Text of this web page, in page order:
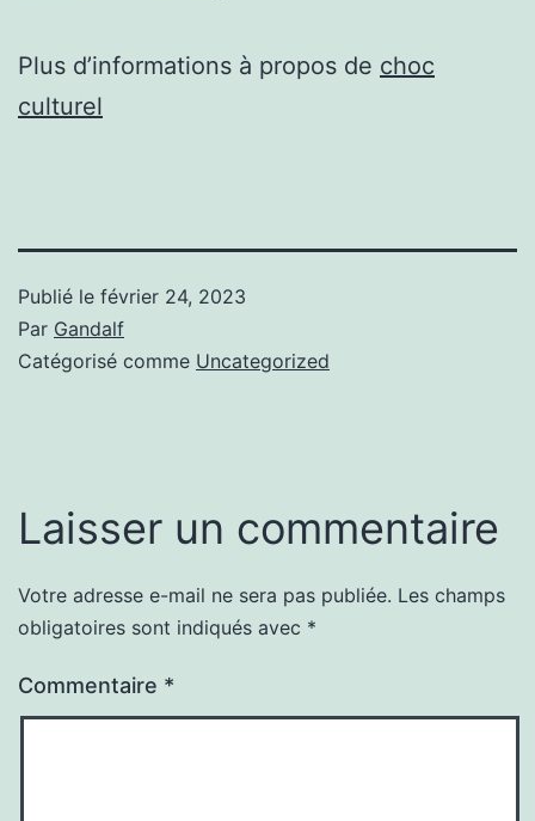
Plus d’informations à propos de choc
culturel
Publié le février 24, 2023
Par Gandalf
Catégorisé comme Uncategorized
Laisser un commentaire
Votre adresse e-mail ne sera pas publiée. Les champs
obligatoires sont indiqués avec *
Commentaire *